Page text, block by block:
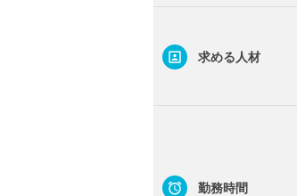
求める人材
勤務時間